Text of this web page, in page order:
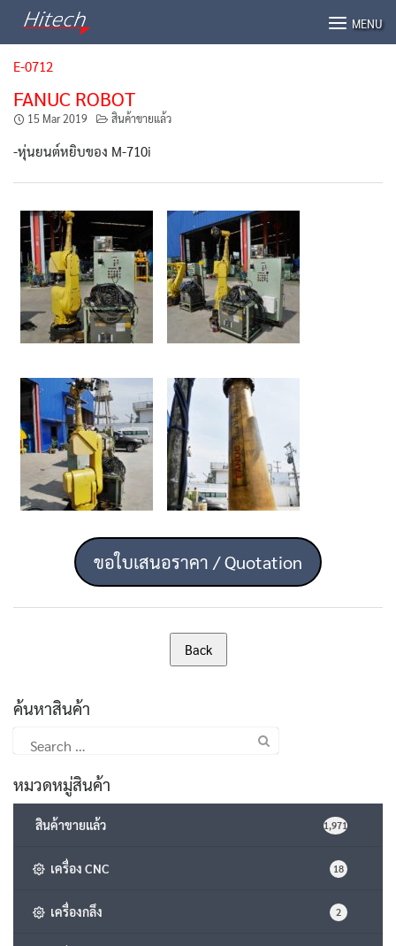
MENU
E-0712
FANUC ROBOT
15 Mar 2019 สินค้าขายแล้ว
-หุ่นยนต์หยิบของ M-710i
ขอใบเสนอราคา / Quotation
ค้นหาสินค้า
for:
หมวดหมู่สินค้า
สินค้าขายแล้ว 1,971
เครื่อง CNC 18
เครื่องกลึง 2